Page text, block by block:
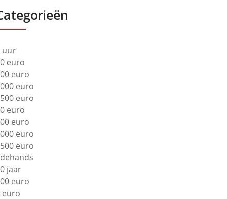
uur
euro
euro
euro
euro
euro
euro
euro
euro
jaar
euro
euro